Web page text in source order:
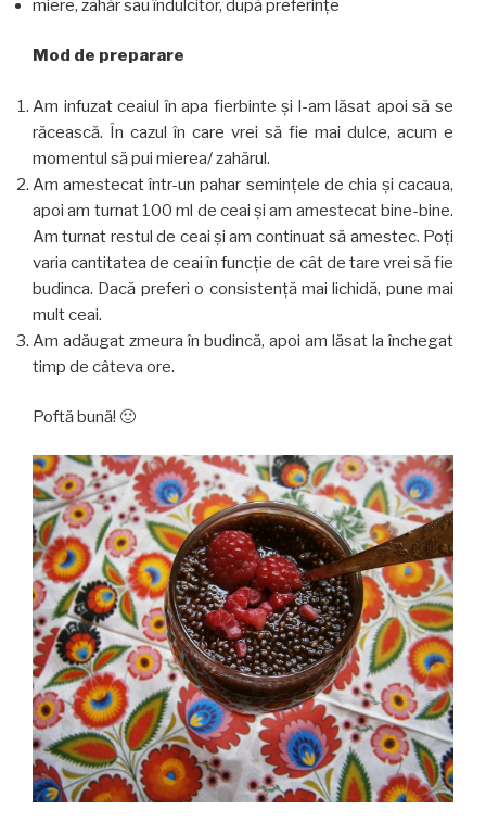
miere, zahăr sau îndulcitor, după preferințe
Mod de preparare
Am infuzat ceaiul în apa fierbinte și l-am lăsat apoi să se
răcească. În cazul în care vrei să fie mai dulce, acum e
momentul să pui mierea/ zahărul.
Am amestecat într-un pahar semințele de chia și cacaua,
apoi am turnat 100 ml de ceai și am amestecat bine-bine.
Am turnat restul de ceai și am continuat să amestec. Poți
varia cantitatea de ceai în funcție de cât de tare vrei să fie
budinca. Dacă preferi o consistență mai lichidă, pune mai
mult ceai.
Am adăugat zmeura în budincă, apoi am lăsat la închegat
timp de câteva ore.
Poftă bună! 🙂